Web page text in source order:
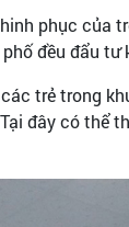
phục của
đều đẩu tư
trẻ trong
đây có thể